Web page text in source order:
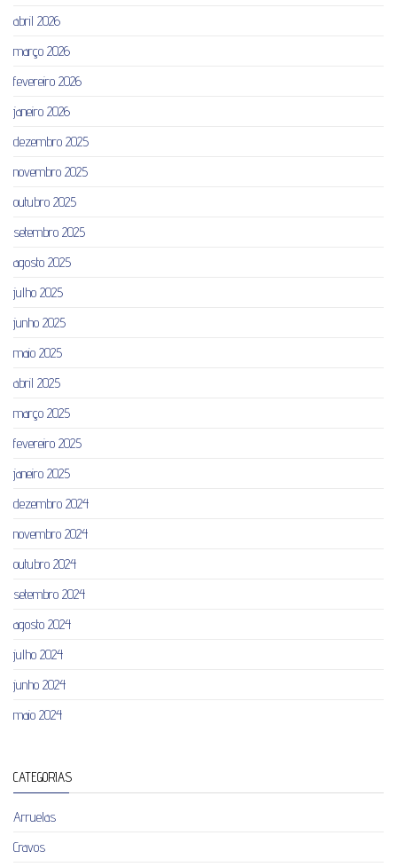
abril 2026
março 2026
fevereiro 2026
janeiro 2026
dezembro 2025
novembro 2025
outubro 2025
setembro 2025
agosto 2025
julho 2025
junho 2025
maio 2025
abril 2025
março 2025
fevereiro 2025
janeiro 2025
dezembro 2024
novembro 2024
outubro 2024
setembro 2024
agosto 2024
julho 2024
junho 2024
maio 2024
CATEGORIAS
Arruelas
Cravos